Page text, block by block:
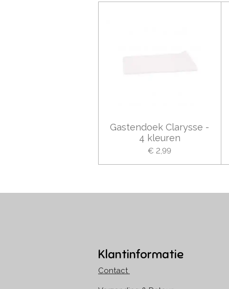
Gastendoek Clarysse -
4 kleuren
€ 2,99
Klantinformatie
Contact